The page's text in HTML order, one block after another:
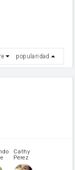
popularidad
Cathy
Pérez